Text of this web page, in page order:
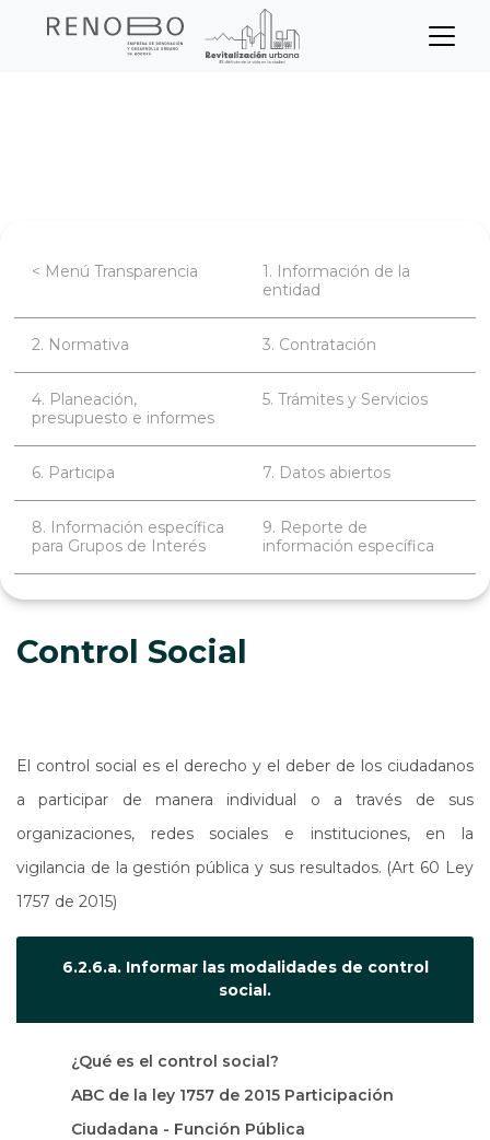
Sitio Web Empresa de
Transparencia
< Menú Transparencia
1. Información de la
entidad
2. Normativa 3. Contratación
4. Planeación,
presupuesto e informes
5. Trámites y Servicios
6. Participa 7. Datos abiertos
8. Información específica
para Grupos de Interés
9. Reporte de
información específica
Control Social
El control social es el derecho y el deber de los ciudadanos
a participar de manera individual o a través de sus
organizaciones, redes sociales e instituciones, en la
vigilancia de la gestión pública y sus resultados. (Art 60 Ley
1757 de 2015)
6.2.6.a. Informar las modalidades de control
social.
¿Qué es el control social?
ABC de la ley 1757 de 2015 Participación
Ciudadana - Función Pública